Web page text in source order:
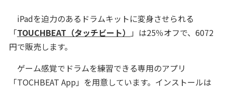
iPadを迫力のあるドラムキットに変身させられる
「TOUCHBEAT（タッチビート）
」は25％オフで、6072
円で販売します。
ゲーム感覚でドラムを練習できる専用のアプリ
「TOCHBEAT App」を用意しています。インストールは